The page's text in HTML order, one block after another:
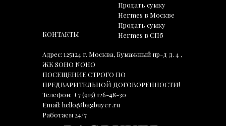
Продать сумку
Hermes в Москве
Продать сумку
Hermes в СПб
КОНТАКТЫ
Адрес: 125124 г. Москва, Бумажный пр-д д. 4 ,
ЖК SOHO NOHO
ПОСЕЩЕНИЕ СТРОГО ПО
ПРЕДВАРИТЕЛЬНОЙ ДОГОВОРЕННОСТИ!
Телефон: +7 (915) 126-48-30
Email: hello@bagbuyer.ru
Работаем 24/7